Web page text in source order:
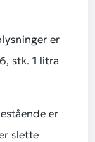
er
stk. 1 litra
er
slette